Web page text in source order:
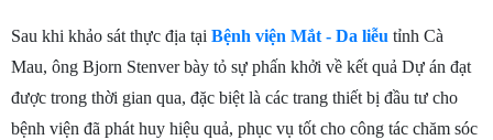
Sau khi khảo sát thực địa tại Bệnh viện Mắt - Da liễu tỉnh Cà
Mau, ông Bjorn Stenver bày tỏ sự phấn khởi về kết quả Dự án đạt
được trong thời gian qua, đặc biệt là các trang thiết bị đầu tư cho
bệnh viện đã phát huy hiệu quả, phục vụ tốt cho công tác chăm sóc